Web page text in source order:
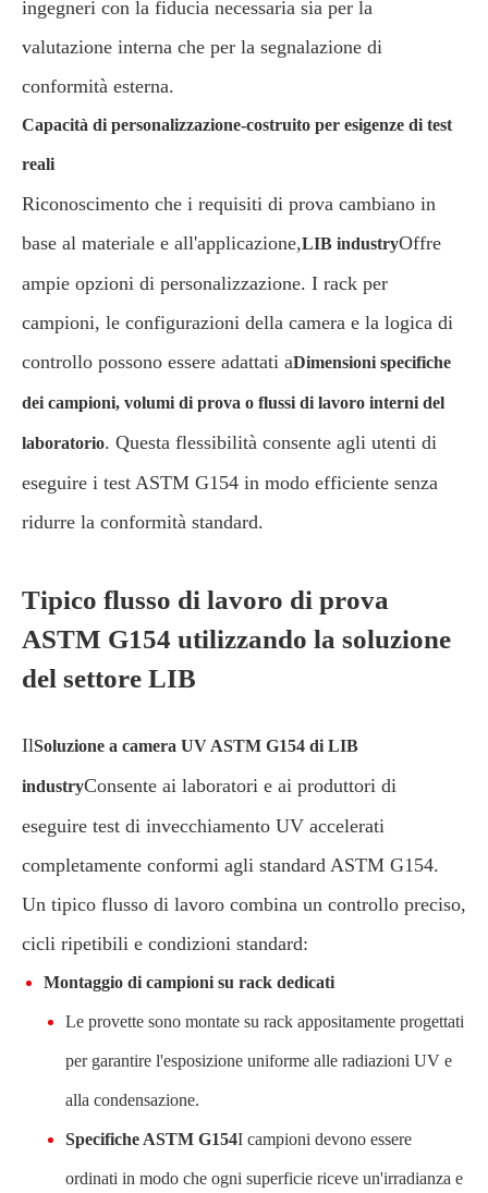
ingegneri con la fiducia necessaria sia per la
valutazione interna che per la segnalazione di
conformità esterna.
Capacità di personalizzazione-costruito per esigenze di test
reali
Riconoscimento che i requisiti di prova cambiano in
base al materiale e all'applicazione,LIB industryOffre
ampie opzioni di personalizzazione. I rack per
campioni, le configurazioni della camera e la logica di
controllo possono essere adattati aDimensioni specifiche
dei campioni, volumi di prova o flussi di lavoro interni del
laboratorio. Questa flessibilità consente agli utenti di
eseguire i test ASTM G154 in modo efficiente senza
ridurre la conformità standard.
Tipico flusso di lavoro di prova
ASTM G154 utilizzando la soluzione
del settore LIB
IlSoluzione a camera UV ASTM G154 di LIB
industryConsente ai laboratori e ai produttori di
eseguire test di invecchiamento UV accelerati
completamente conformi agli standard ASTM G154.
Un tipico flusso di lavoro combina un controllo preciso,
cicli ripetibili e condizioni standard:
Montaggio di campioni su rack dedicati
Le provette sono montate su rack appositamente progettati
per garantire l'esposizione uniforme alle radiazioni UV e
alla condensazione.
Specifiche ASTM G154I campioni devono essere
ordinati in modo che ogni superficie riceve un'irradianza e